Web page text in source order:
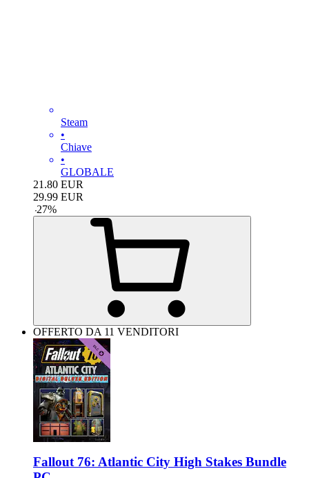
Steam
•
Chiave
•
GLOBALE
21.80 EUR
29.99 EUR
-27%
OFFERTO DA 11 VENDITORI
Fallout 76: Atlantic City High Stakes Bundle